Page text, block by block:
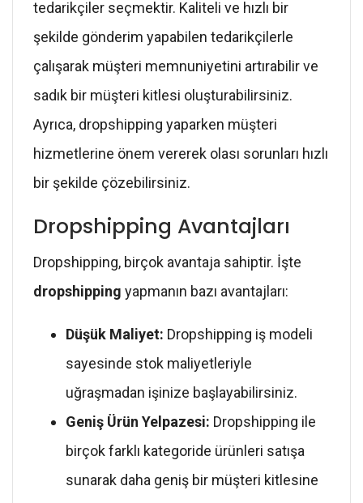
tedarikçiler seçmektir. Kaliteli ve hızlı bir
şekilde gönderim yapabilen tedarikçilerle
çalışarak müşteri memnuniyetini artırabilir ve
sadık bir müşteri kitlesi oluşturabilirsiniz.
Ayrıca, dropshipping yaparken müşteri
hizmetlerine önem vererek olası sorunları hızlı
bir şekilde çözebilirsiniz.
Dropshipping Avantajları
Dropshipping, birçok avantaja sahiptir. İşte
dropshipping yapmanın bazı avantajları:
Düşük Maliyet: Dropshipping iş modeli
sayesinde stok maliyetleriyle
uğraşmadan işinize başlayabilirsiniz.
Geniş Ürün Yelpazesi: Dropshipping ile
birçok farklı kategoride ürünleri satışa
sunarak daha geniş bir müşteri kitlesine